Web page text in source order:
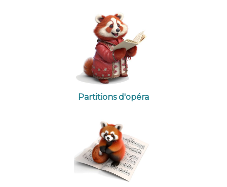
Partitions d'opéra